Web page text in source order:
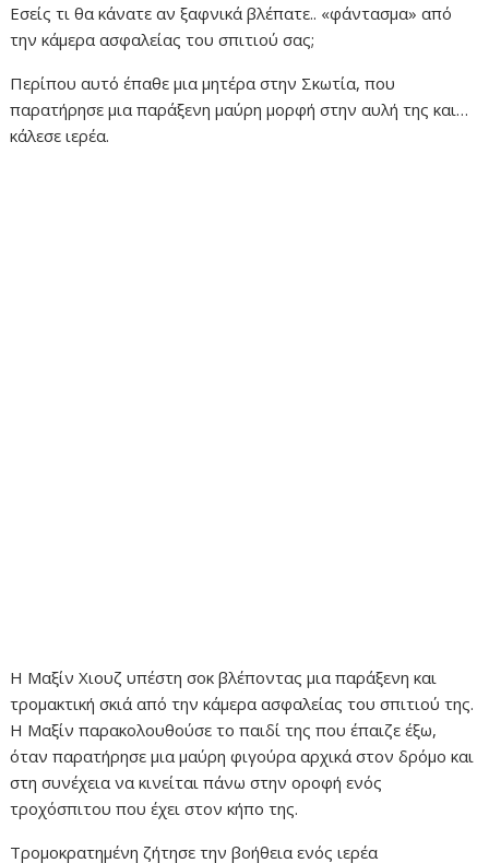
Εσείς τι θα κάνατε αν ξαφνικά βλέπατε.. «φάντασμα» από
την κάμερα ασφαλείας του σπιτιού σας;
Περίπου αυτό έπαθε μια μητέρα στην Σκωτία, που
παρατήρησε μια παράξενη μαύρη μορφή στην αυλή της και…
κάλεσε ιερέα.
Η Μαξίν Χιουζ υπέστη σοκ βλέποντας μια παράξενη και
τρομακτική σκιά από την κάμερα ασφαλείας του σπιτιού της.
Η Μαξίν παρακολουθούσε το παιδί της που έπαιζε έξω,
όταν παρατήρησε μια μαύρη φιγούρα αρχικά στον δρόμο και
στη συνέχεια να κινείται πάνω στην οροφή ενός
τροχόσπιτου που έχει στον κήπο της.
Τρομοκρατημένη ζήτησε την βοήθεια ενός ιερέα